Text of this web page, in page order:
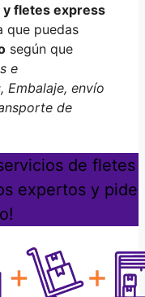
y fletes express
que puedas
según que
e
Embalaje, envío
de
de fletes
expertos y pide